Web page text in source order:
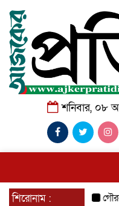
শনিবার, ০৮
শিরোনাম :